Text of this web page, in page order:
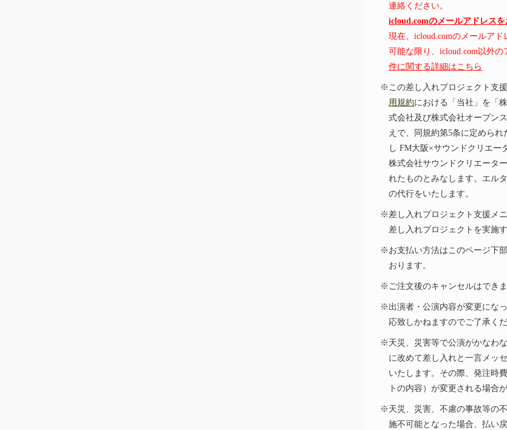
連絡ください。
icloud.comのメールアドレス
現在、icloud.comのメールア
可能な限り、icloud.com以外
件に関する詳細はこちら
※この差し入れプロジェクト支
用規約における「当社」を「
式会社及び株式会社オープン
えで、同規約第5条に定めら
し FM大阪×サウンドクリエー
株式会社サウンドクリエータ
れたものとみなします。エル
の代行をいたします。
※差し入れプロジェクト支援メ
差し入れプロジェクトを実施
※お支払い方法はこのページ下
おります。
※ご注文後のキャンセルはできま
※出演者・公演内容が変更にな
応致しかねますのでご了承くだ
※天災、災害等で公演がかなわ
に改めて差し入れと一言メッ
いたします。その際、発注時
トの内容）が変更される場合
※天災、災害、不慮の事故等の
施不可能となった場合、払い